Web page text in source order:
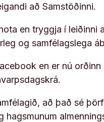
að Samstöðinni.
en tryggja í leiðinni
og samfélagslega
en er nú
að það sé
hagsmunum